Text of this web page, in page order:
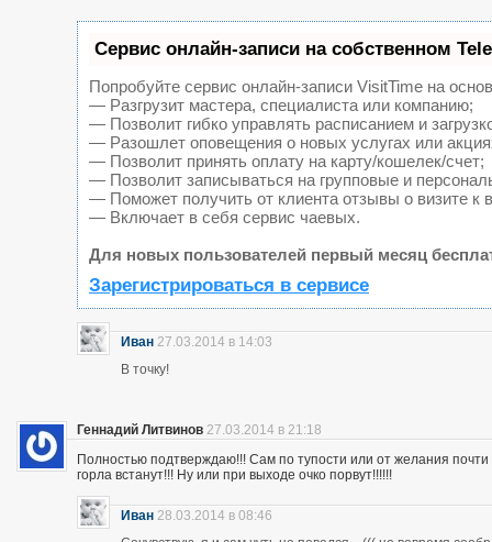
Сервис онлайн-записи на собственном
Попробуйте сервис онлайн-записи VisitTime на
— Разгрузит мастера, специалиста или компанию;
— Позволит гибко управлять расписанием и
— Разошлет оповещения о новых услугах или
— Позволит принять оплату на карту/кошелек/счет;
— Позволит записываться на групповые и
— Поможет получить от клиента отзывы о визите к
— Включает в себя сервис чаевых.
Для новых пользователей первый месяц
Зарегистрироваться в сервисе
Иван 27.03.2014 в 14:03
В точку!
Геннадий Литвинов 27.03.2014 в 21:18
Полностью подтверждаю!!! Сам по тупости или от желания
горла встанут!!! Ну или при выходе очко порвут!!!!!!
Иван 28.03.2014 в 08:46